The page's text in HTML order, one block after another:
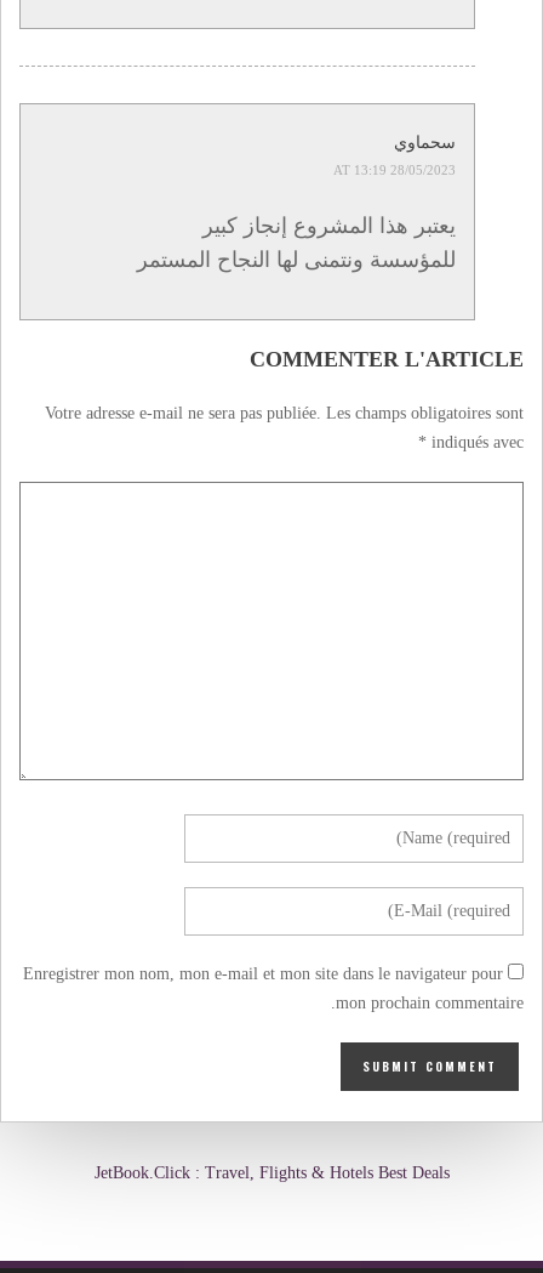
سحماوي
28/05/2023 AT 13:19
يعتبر هذا المشروع إنجاز كبير
للمؤسسة ونتمنى لها النجاح المستمر
COMMENTER L'ARTICLE
Votre adresse e-mail ne sera pas publiée. Les champs obligatoires sont
indiqués avec
*
Enregistrer mon nom, mon e-mail et mon site dans le navigateur pour
mon prochain commentaire.
JetBook.Click : Travel, Flights & Hotels Best Deals